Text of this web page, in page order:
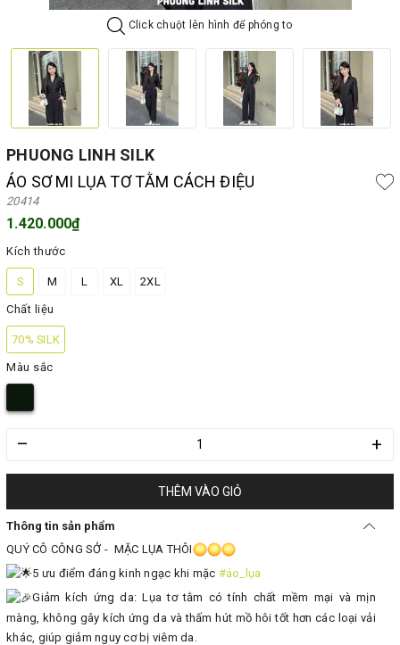
Click chuột lên hình để phóng to
PHUONG LINH SILK
ÁO SƠ MI LỤA TƠ TẰM CÁCH ĐIỆU
20414
1.420.000₫
Kích thước
S M L XL 2XL
Chất liệu
70% SILK
Màu sắc
– +
THÊM VÀO GIỎ
Thông tin sản phẩm
QUÝ CÔ CÔNG SỞ - MẶC LỤA THÔI
5 ưu điểm đáng kinh ngạc khi mặc #áo_lụa
Giảm kích ứng da: Lụa tơ tằm có tính chất mềm mại và mịn
màng, không gây kích ứng da và thấm hút mồ hôi tốt hơn các loại vải
khác, giúp giảm nguy cơ bị viêm da.